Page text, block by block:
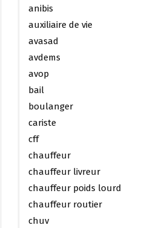
anibis
auxiliaire de vie
avasad
avdems
avop
bail
boulanger
cariste
cff
chauffeur
chauffeur livreur
chauffeur poids lourd
chauffeur routier
chuv